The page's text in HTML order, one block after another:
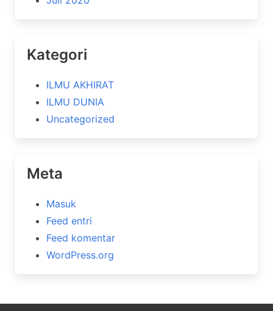
Kategori
ILMU AKHIRAT
ILMU DUNIA
Uncategorized
Meta
Masuk
Feed entri
Feed komentar
WordPress.org